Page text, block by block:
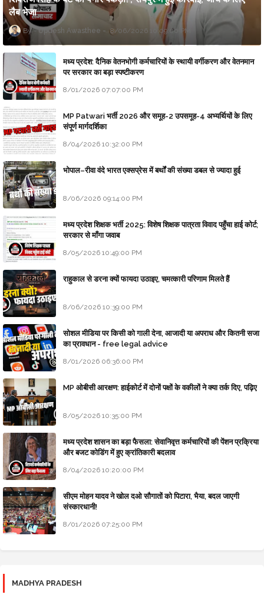
लैब भेजा
Updesh Awasthee 8/06/2026 10:09:00 PM
मध्य प्रदेश: दैनिक वेतनभोगी कर्मचारियों के स्थायी वर्गीकरण और वेतनमान
पर सरकार का बड़ा स्पष्टीकरण
8/01/2026 07:07:00 PM
MP Patwari भर्ती 2026 और समूह-2 उपसमूह-4 अभ्यर्थियों के लिए
संपूर्ण मार्गदर्शिका
8/04/2026 10:32:00 PM
भोपाल–रीवा वंदे भारत एक्सप्रेस में बर्थों की संख्या डबल से ज्यादा हुई
8/06/2026 09:14:00 PM
मध्य प्रदेश शिक्षक भर्ती 2025: विशेष शिक्षक पात्रता विवाद पहुँचा हाई कोर्ट;
सरकार से माँगा जवाब
8/05/2026 10:49:00 PM
राहुकाल से डरना क्यों फायदा उठाइए, चमत्कारी परिणाम मिलते हैं
8/06/2026 10:39:00 PM
सोशल मीडिया पर किसी को गाली देना, आजादी या अपराध और कितनी सजा
का प्रावधान - free legal advice
8/01/2026 06:36:00 PM
MP ओबीसी आरक्षण: हाईकोर्ट में दोनों पक्षों के वकीलों ने क्या तर्क दिए, पढ़िए
8/05/2026 10:35:00 PM
मध्य प्रदेश शासन का बड़ा फैसला: सेवानिवृत्त कर्मचारियों की पेंशन प्रक्रिया
और बजट कोडिंग में हुए क्रांतिकारी बदलाव
8/04/2026 10:20:00 PM
सीएम मोहन यादव ने खोल दओ सौगातों को पिटारा, भैया, बदल जाएगी
संस्कारधानी!
8/01/2026 07:25:00 PM
MADHYA PRADESH